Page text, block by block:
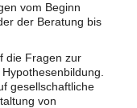
vom Beginn
der Beratung bis
die Fragen zur
gesellschaftliche
von